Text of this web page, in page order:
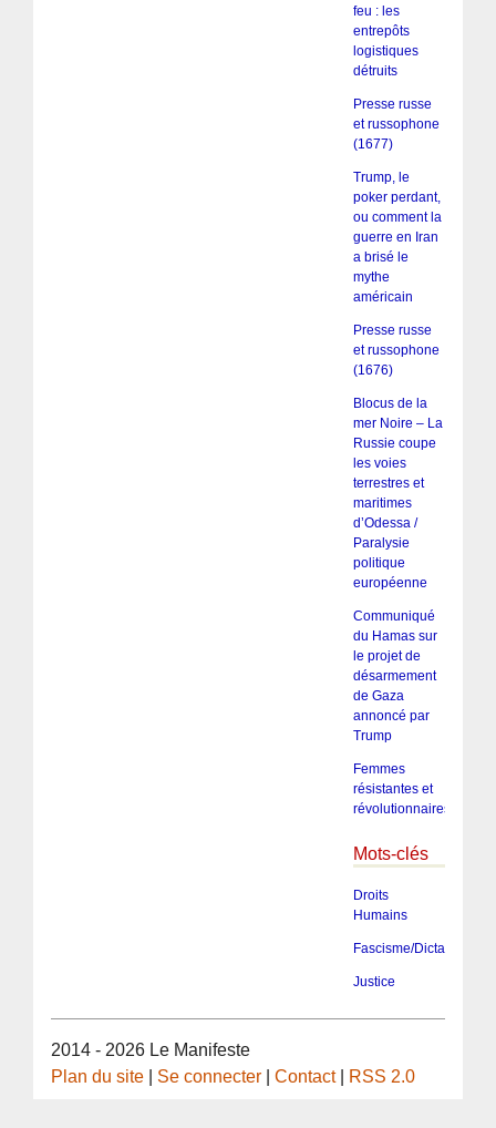
feu : les
entrepôts
logistiques
détruits
Presse russe
et russophone
(1677)
Trump, le
poker perdant,
ou comment la
guerre en Iran
a brisé le
mythe
américain
Presse russe
et russophone
(1676)
Blocus de la
mer Noire – La
Russie coupe
les voies
terrestres et
maritimes
d’Odessa /
Paralysie
politique
européenne
Communiqué
du Hamas sur
le projet de
désarmement
de Gaza
annoncé par
Trump
Femmes
résistantes et
révolutionnaires
Mots-clés
Droits
Humains
Fascisme/Dictature/
Justice
2014 - 2026 Le Manifeste
Plan du site
Se connecter |Contact| RSS 2.0